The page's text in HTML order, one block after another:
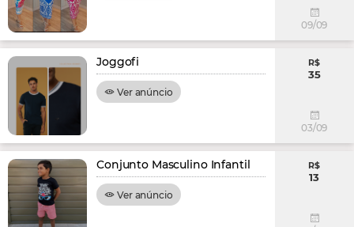
09/09
Joggofi
Ver anúncio
R$
35
03/09
Conjunto Masculino Infantil
Ver anúncio
R$
13